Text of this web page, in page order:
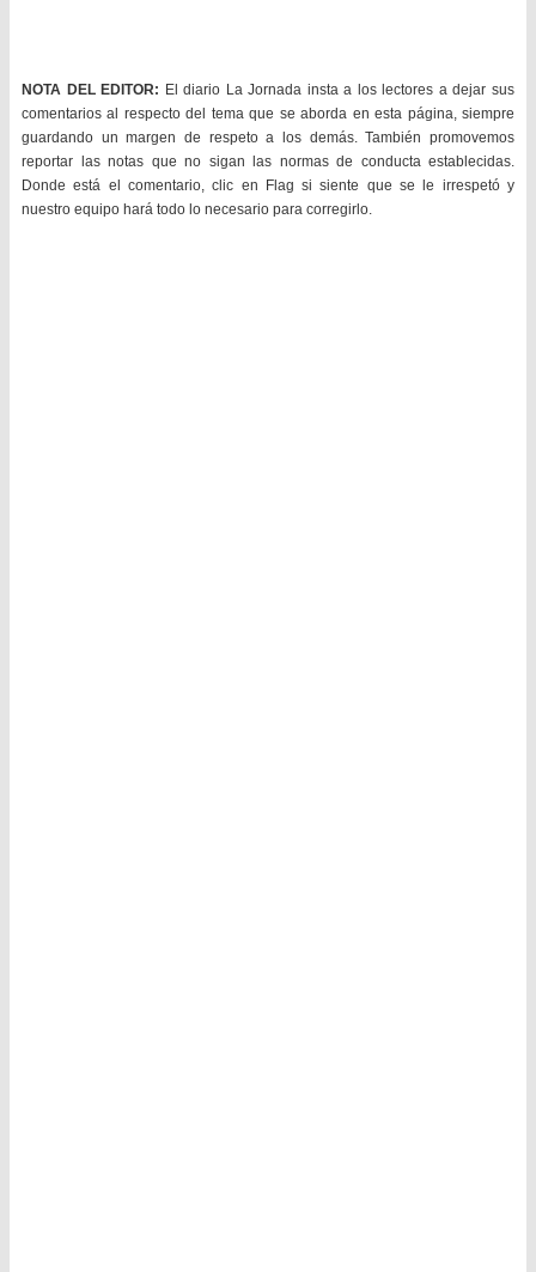
NOTA DEL EDITOR: El diario La Jornada insta a los lectores a dejar sus
comentarios al respecto del tema que se aborda en esta página, siempre
guardando un margen de respeto a los demás. También promovemos
reportar las notas que no sigan las normas de conducta establecidas.
Donde está el comentario, clic en Flag si siente que se le irrespetó y
nuestro equipo hará todo lo necesario para corregirlo.